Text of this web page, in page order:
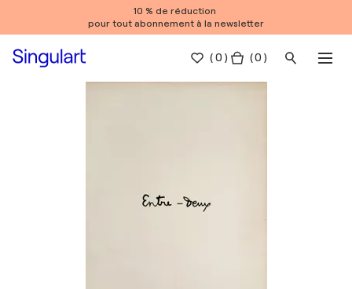
10 % de réduction
pour tout abonnement à la newsletter
(0 ) ( 0 )